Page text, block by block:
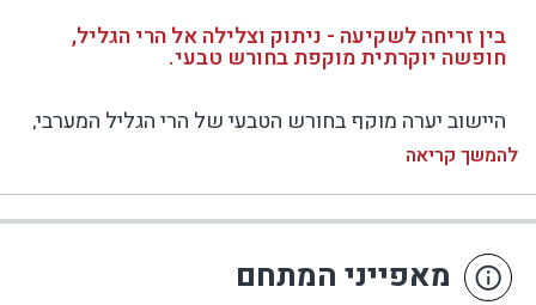
בין זריחה לשקיעה - ניתוק וצלילה אל הרי הגליל,
חופשה יוקרתית מוקפת בחורש טבעי.
היישוב יערה מוקף בחורש הטבעי של הרי הגליל המערבי,
מבודד בשקט הפסטורלי ומשרה אווירה רגועה במיוחד.
בתוכו, על צלע ההר של היישוב הקסום, שוכן מתחם
האירוח היוקרתי בין זריחה לשקיעה, הבנוי בהתאמה
מלאה לסביבה ומציע שמונה סוויטות עץ יפיפיות, בריכות
מחוממות במרפסות דק מקורות וקו ראשון לנוף מהפנט.
להמשך קריאה
מאפייני המתחם